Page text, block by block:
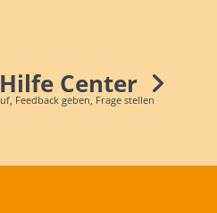
Center
Feedback geben, Frage stellen